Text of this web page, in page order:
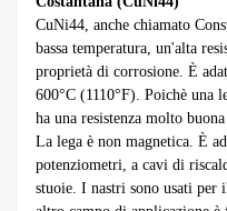
CuNi44, anche chiamato
bassa temperatura, un'alta
proprietà di corrosione. È
600°C (1110°F). Poichè una
ha una resistenza molto
La lega è non magnetica. È
potenziometri, a cavi di
stuoie. I nastri sono usati